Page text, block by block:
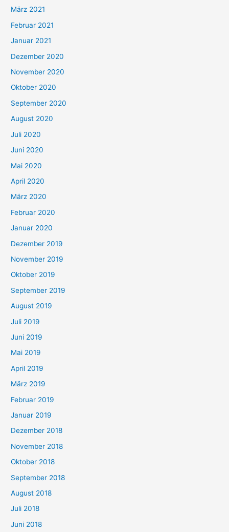
März 2021
Februar 2021
Januar 2021
Dezember 2020
November 2020
Oktober 2020
September 2020
August 2020
Juli 2020
Juni 2020
Mai 2020
April 2020
März 2020
Februar 2020
Januar 2020
Dezember 2019
November 2019
Oktober 2019
September 2019
August 2019
Juli 2019
Juni 2019
Mai 2019
April 2019
März 2019
Februar 2019
Januar 2019
Dezember 2018
November 2018
Oktober 2018
September 2018
August 2018
Juli 2018
Juni 2018